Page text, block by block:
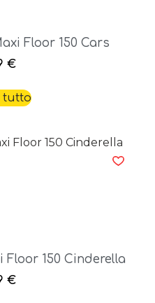
Floor 150 Cars
€
tutto
Floor 150 Cinderella
€